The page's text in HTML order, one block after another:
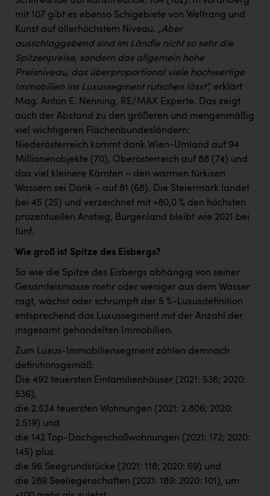
mit 107 gibt es ebenso Schigebiete von Weltrang und
Kunst auf allerhöchstem Niveau. „Aber
ausschlaggebend sind im Ländle nicht so sehr die
Spitzenpreise, sondern das allgemein hohe
Preisniveau, das überproportional viele hochwertige
Immobilien ins Luxussegment rutschen lässt“, erklärt
Mag. Anton E. Nenning, RE/MAX Experte. Das zeigt
auch der Abstand zu den größeren und mengenmäßig
viel wichtigeren Flächenbundesländern:
Niederösterreich kommt dank Wien-Umland auf 94
Millionenobjekte (70), Oberösterreich auf 88 (74) und
das viel kleinere Kärnten – den warmen türkisen
Wassern sei Dank – auf 81 (68). Die Steiermark landet
bei 45 (25) und verzeichnet mit +80,0 % den höchsten
prozentuellen Anstieg, Burgenland bleibt wie 2021 bei
fünf.
Wie groß ist Spitze des Eisbergs?
So wie die Spitze des Eisbergs abhängig von seiner
Gesamteismasse mehr oder weniger aus dem Wasser
ragt, wächst oder schrumpft der 5 %-Luxusdefinition
entsprechend das Luxussegment mit der Anzahl der
insgesamt gehandelten Immobilien.
Zum Luxus-Immobiliensegment zählen demnach
definitionsgemäß:
Die 492 teuersten Einfamilienhäuser (2021: 536; 2020:
536),
die 2.524 teuersten Wohnungen (2021: 2.806; 2020:
2.519) und
die 142 Top-Dachgeschoßwohnungen (2021: 172; 2020:
145) plus
die 96 Seegrundstücke (2021: 118; 2020: 69) und
die 289 Seeliegenschaften (2021: 189: 2020: 101), um